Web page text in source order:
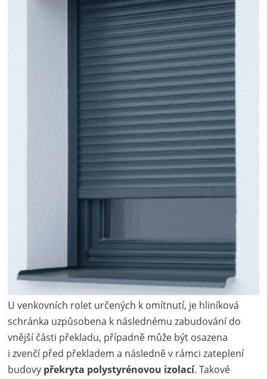
U venkovních rolet určených k omítnutí, je hliníková
schránka uzpůsobena k následnému zabudování do
vnější části překladu, případně může být osazena
i zvenčí před překladem a následně v rámci zateplení
budovy překryta polystyrénovou izolací. Takové